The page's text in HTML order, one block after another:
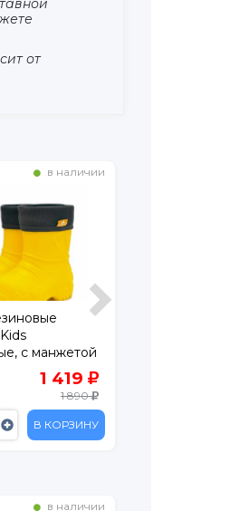
от
в наличии
с манжетой
ЭВА1 419
1 890
В КОРЗИНУ
в наличии